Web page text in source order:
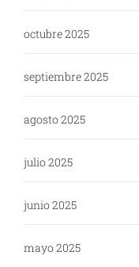
octubre 2025
septiembre 2025
agosto 2025
julio 2025
junio 2025
mayo 2025